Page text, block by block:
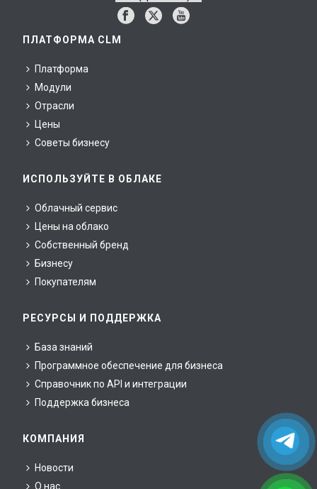
ПЛАТФОРМА CLM
Платформа
Модули
Отрасли
Цены
Советы бизнесу
ИСПОЛЬЗУЙТЕ В ОБЛАКЕ
Облачный сервис
Цены на облако
Собственный бренд
Бизнесу
Покупателям
РЕСУРСЫ И ПОДДЕРЖКА
База знаний
Программное обеспечение для бизнеса
Справочник по API и интеграции
Поддержка бизнеса
КОМПАНИЯ
Новости
О нас